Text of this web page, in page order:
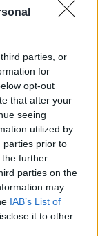
parties, or
for
opt-out
that after your
seeing
utilized by
parties prior to
further
parties on the
may
IAB’s List of
it to other
a
a jéghegy
fejezni a
több